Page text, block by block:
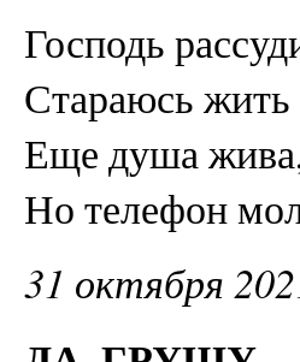
Господь
Стараюсь жить
Еще душа
Но телефон
31 октября